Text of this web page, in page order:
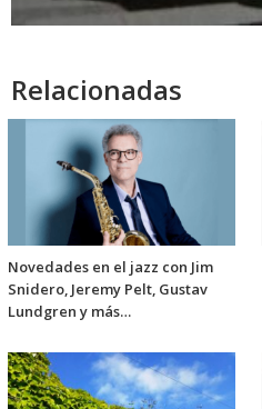
Relacionadas
Novedades en el jazz con Jim
Snidero, Jeremy Pelt, Gustav
Lundgren y más…